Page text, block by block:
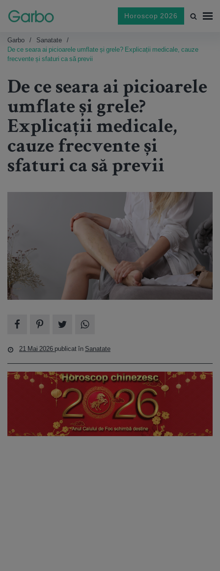
Horoscop 2026
Garbo
Sanatate
De ce seara ai picioarele umflate și grele? Explicații medicale, cauze
frecvente și sfaturi ca să previi
De ce seara ai picioarele
umflate și grele?
Explicații medicale,
cauze frecvente și
sfaturi ca să previi
21 Mai 2026 publicat în Sanatate